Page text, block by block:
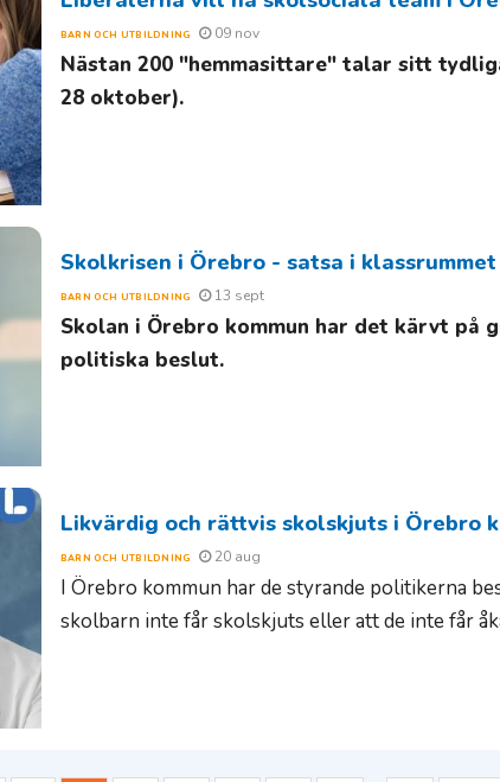
BARN OCH UTBILDNING 09 nov
Nästan 200 "hemmasittare" talar sitt
28 oktober).
Skolkrisen i Örebro - satsa i klassrummet
BARN OCH UTBILDNING 13 sept
Skolan i Örebro kommun har det kärvt på
politiska beslut.
Likvärdig och rättvis skolskjuts i Örebro
BARN OCH UTBILDNING 20 aug
I Örebro kommun har de styrande politikerna
skolbarn inte får skolskjuts eller att de inte får